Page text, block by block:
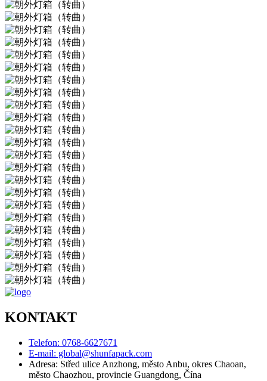
KONTAKT
Telefon: 0768-6627671
E-mail: global@shunfapack.com
Adresa: Střed ulice Anzhong, město Anbu, okres Chaoan,
město Chaozhou, provincie Guangdong, Čína